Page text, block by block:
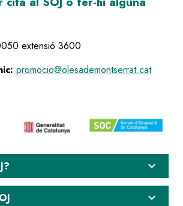
extensió 3600
promocio@olesademontserrat.cat
expand_more
expand_more